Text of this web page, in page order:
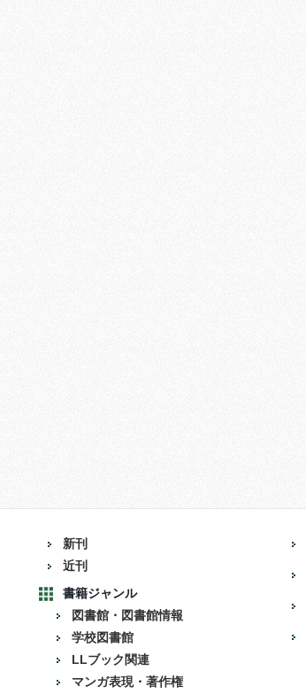
新刊
近刊
書籍ジャンル
図書館・図書館情報
学校図書館
LLブック関連
マンガ表現・著作権